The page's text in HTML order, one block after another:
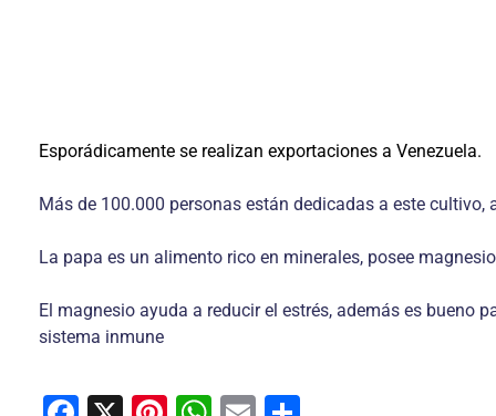
Esporádicamente se realizan exportaciones a Venezuela.
Más de 100.000 personas están dedicadas a este
La papa es un alimento rico en minerales, posee
El magnesio ayuda a reducir el estrés, además es bueno
sistema inmune